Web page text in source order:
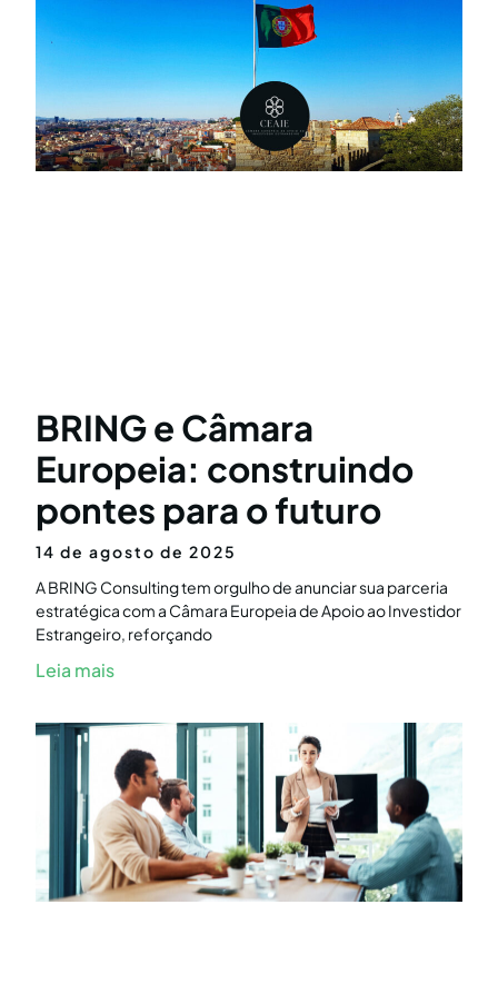
BRING e Câmara
Europeia: construindo
pontes para o futuro
14 de agosto de 2025
A BRING Consulting tem orgulho de anunciar sua parceria
estratégica com a Câmara Europeia de Apoio ao Investidor
Estrangeiro, reforçando
Leia mais